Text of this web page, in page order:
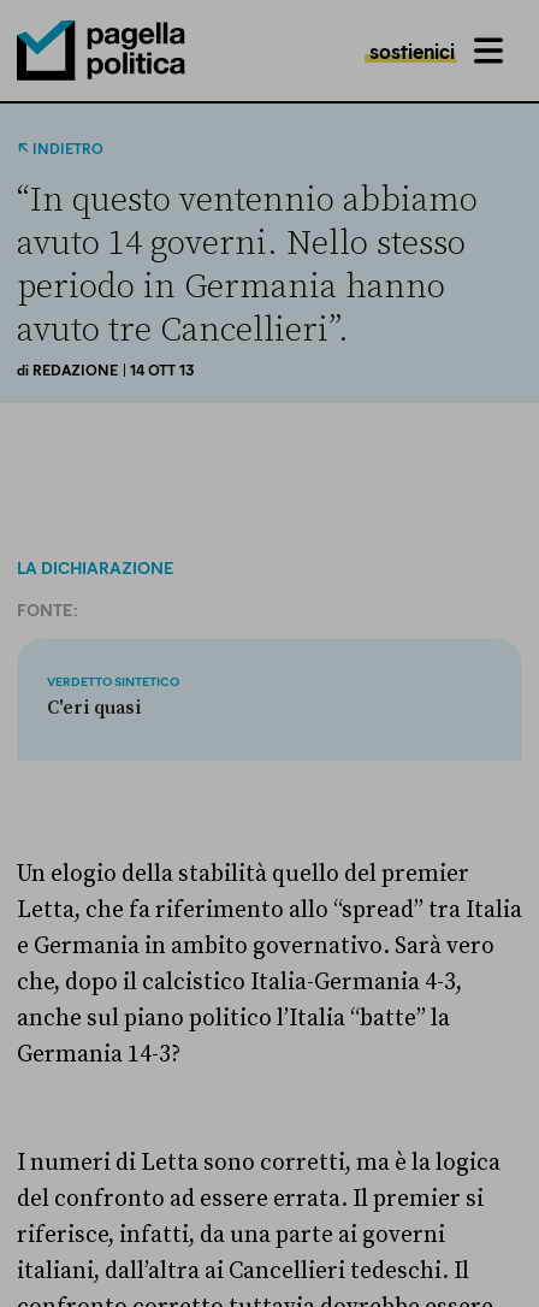
Pagella Politica Logo
sostienici MENU
INDIETRO
“In questo ventennio abbiamo
avuto 14 governi. Nello stesso
periodo in Germania hanno
avuto tre Cancellieri”.
di REDAZIONE | 14 OTT 13
LA DICHIARAZIONE
FONTE:
VERDETTO SINTETICO
C'eri quasi
Un elogio della stabilità quello del premier
Letta, che fa riferimento allo “spread” tra Italia
e Germania in ambito governativo. Sarà vero
che, dopo il calcistico Italia-Germania 4-3,
anche sul piano politico l’Italia “batte” la
Germania 14-3?
I numeri di Letta sono corretti, ma è la logica
del confronto ad essere errata. Il premier si
riferisce, infatti, da una parte ai governi
italiani, dall’altra ai Cancellieri tedeschi. Il